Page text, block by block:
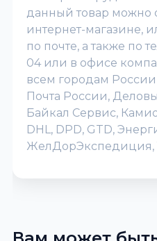
данный товар можно
интернет-магазине,
по почте, а также по
04 или в офисе
всем городам
Почта России,
Байкал Сервис,
DHL, DPD, GTD,
ЖелДорЭкспедиция,